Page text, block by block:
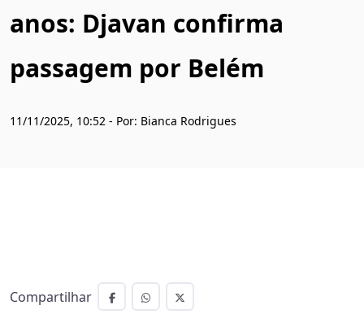
anos: Djavan confirma
passagem por Belém
11/11/2025, 10:52 - Por: Bianca Rodrigues
Compartilhar